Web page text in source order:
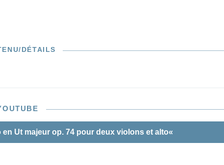
de tempérament en font du
à leur auteur comme le
de ce petit bijou.
DÉTAILS
Ut majeur op. 74 pour deux violons et alto«